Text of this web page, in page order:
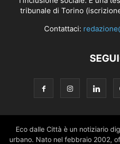
tribunale di Torino
Contattaci:
Eco dalle Città è un notiziario
urbano. Nato nel febbraio 2002,